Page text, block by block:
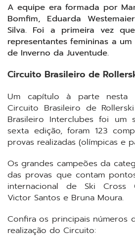
A equipe era formada por
Bomfim, Eduarda
Silva. Foi a primeira vez
representantes femininas a
de Inverno da Juventude.
Circuito Brasileiro de
Um capítulo à parte nesta
Circuito Brasileiro de
Brasileiro Interclubes foi um
sexta edição, foram 123
provas realizadas (olímpicas e
Os grandes campeões da
das provas que contam
internacional de Ski Cross
Victor Santos e Bruna Moura.
Confira os principais números
realização do Circuito: